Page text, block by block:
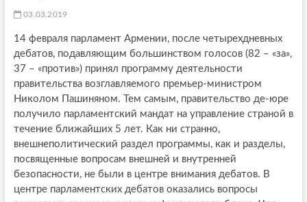
03.03.2019
14 февраля парламент Армении, после четырехдневных
дебатов, подавляющим большинством голосов (82 – «за»,
37 – «против») принял программу деятельности
правительства возглавляемого премьер-министром
Николом Пашиняном. Тем самым, правительство де-юре
получило парламентский мандат на управление страной в
течение ближайших 5 лет. Как ни странно,
внешнеполитический раздел программы, как и разделы,
посвященные вопросам внешней и внутренней
безопасности, не были в центре внимания дебатов. В
центре парламентских дебатов оказались вопросы